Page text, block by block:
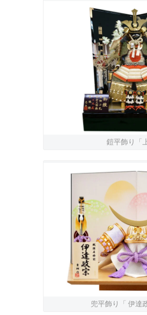
鎧平飾り「
兜平飾り「 伊達